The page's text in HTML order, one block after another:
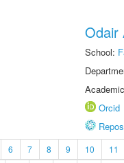
Odair
School:
Orcid
6 7 8 9 10 11